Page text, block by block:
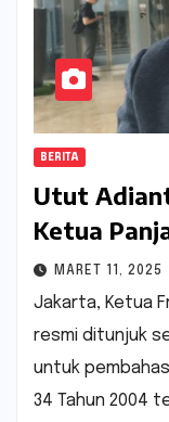
BERITA
Utut
Ketua
MARET 11, 2025
Jakarta, Ketua
resmi ditunjuk
untuk
34 Tahun 2004